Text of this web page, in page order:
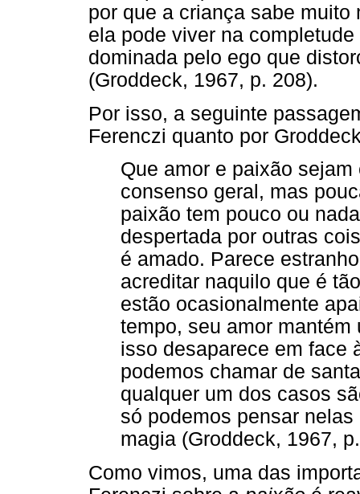
por que a criança sabe
ela pode viver na
dominada pelo ego que
(Groddeck, 1967, p. 208).
Por isso, a seguinte
Ferenczi quanto por
Que amor e paixão
consenso geral, mas
paixão tem pouco ou
despertada por outras
é amado. Parece
acreditar naquilo que é
estão ocasionalmente
tempo, seu amor
isso desaparece em face
podemos chamar de
qualquer um dos casos
só podemos pensar
magia (Groddeck, 1967,
Como vimos, uma das